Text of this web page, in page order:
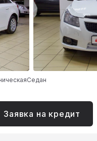
Седан
Заявка на кредит